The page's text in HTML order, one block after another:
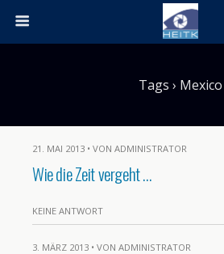
Tags › Mexico
21. MAI 2013 • VON ADMINISTRATOR
Wie die Zeit vergeht …
KEINE ANTWORT
3. MÄRZ 2013 • VON ADMINISTRATOR